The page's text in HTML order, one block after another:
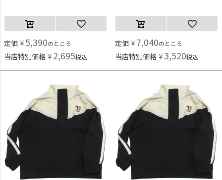
定価 ¥ 5,390のところ
当店特別価格 ¥ 2,695税込
定価 ¥ 7,040のところ
当店特別価格 ¥ 3,520税込